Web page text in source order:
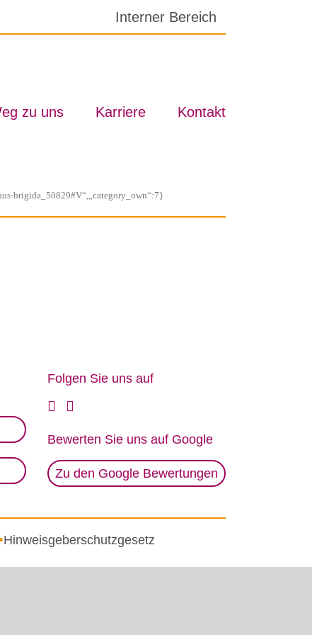
In­ter­ner Be­reich
zu uns Kar­rie­re Kon­takt
brigida_50829#V“,„category_own“:7}
Fol­gen Sie uns auf
Be­wer­ten Sie uns auf Goog­le
Zu den Google Bewertungen
Hinweisgeberschutzgesetz